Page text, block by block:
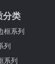
分类
框系列
列
系列